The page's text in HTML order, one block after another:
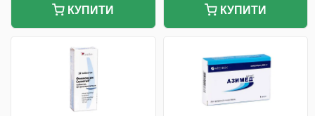
КУПИТИ КУПИТИ